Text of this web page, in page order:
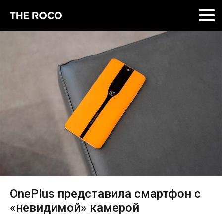
OnePlus представила смартфон с
«невидимой» камерой